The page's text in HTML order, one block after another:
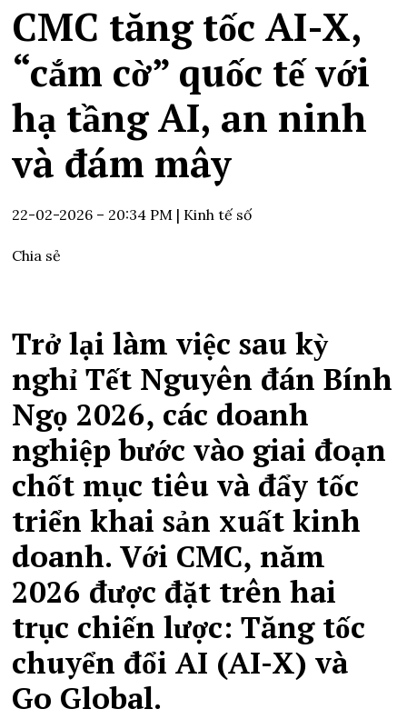
CMC tăng tốc AI-X,
“cắm cờ” quốc tế với
hạ tầng AI, an ninh
và đám mây
22-02-2026 – 20:34 PM | Kinh tế số
Chia sẻ
Trở lại làm việc sau kỳ
nghỉ Tết Nguyên đán Bính
Ngọ 2026, các doanh
nghiệp bước vào giai đoạn
chốt mục tiêu và đẩy tốc
triển khai sản xuất kinh
doanh. Với CMC, năm
2026 được đặt trên hai
trục chiến lược: Tăng tốc
chuyển đổi AI (AI-X) và
Go Global.